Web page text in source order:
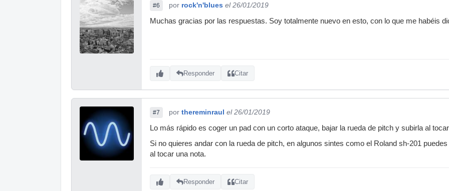
#6 por rock'n'blues el 26/01/2019
Muchas gracias por las respuestas. Soy totalmente nuevo en esto, con lo que me habéis
Responder Citar
#7 por thereminraul el 26/01/2019
Lo más rápido es coger un pad con un corto ataque, bajar la rueda de pitch y subirla al
Si no quieres andar con la rueda de pitch, en algunos sintes como el Roland sh-201
al tocar una nota.
Responder Citar